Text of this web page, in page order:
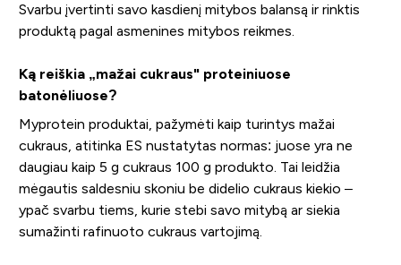
Svarbu įvertinti savo kasdienį mitybos balansą ir rinktis
produktą pagal asmenines mitybos reikmes.
Ką reiškia „mažai cukraus" proteiniuose
batonėliuose?
Myprotein produktai, pažymėti kaip turintys mažai
cukraus, atitinka ES nustatytas normas: juose yra ne
daugiau kaip 5 g cukraus 100 g produkto. Tai leidžia
mėgautis saldesniu skoniu be didelio cukraus kiekio –
ypač svarbu tiems, kurie stebi savo mitybą ar siekia
sumažinti rafinuoto cukraus vartojimą.